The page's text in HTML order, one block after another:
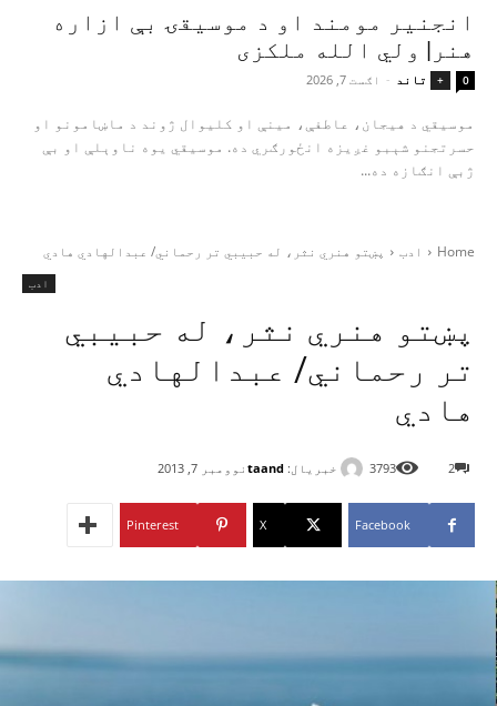
انجنیر مومند او د موسیقۍ بې‌ ازاره
هنر| ولي الله ملکزی
+ تاند - اګست 7, 2026 0
موسیقي د هیجان، عاطفې، مینې او کلیوال ژوند د ماښامونو او
حسرتجنو شېبو غږیزه انځورګري ده. موسیقي یوه ناوېلې او بې‌
ژبې انګازه ده...